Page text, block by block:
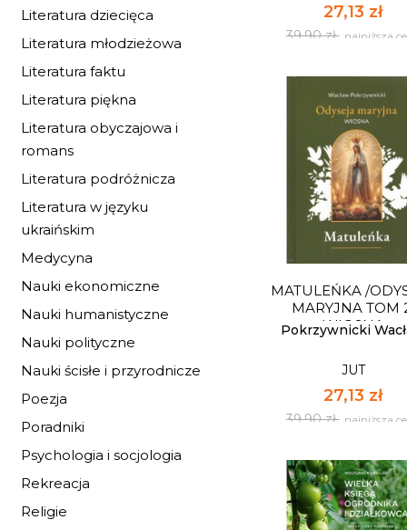
Literatura dziecięca
Literatura młodzieżowa
Literatura faktu
Literatura piękna
Literatura obyczajowa i
romans
Literatura podróżnicza
Literatura w języku
ukraińskim
Medycyna
Nauki ekonomiczne
Nauki humanistyczne
Nauki polityczne
Nauki ścisłe i przyrodnicze
Poezja
Poradniki
Psychologia i socjologia
Rekreacja
Religie
27,13 zł
39,90 zł najniższa
WIOSNA W
ZAKAMARKI
27,13 zł
39,90 zł najniższa
NIEDOSTĘPNY
MATULEŃKA /
MARYJNA TOM
WIOSNA
Pokrzywnicki
JUT
27,13 zł
39,90 zł najniższa